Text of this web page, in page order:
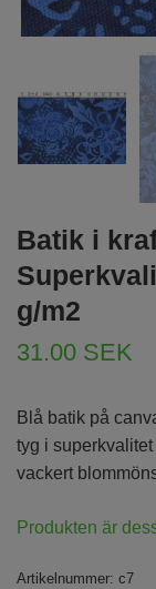
Batik i
g/m2
31.00 SEK
Blå batik på
tyg i
vackert
Produkten är
Artikelnummer: c7